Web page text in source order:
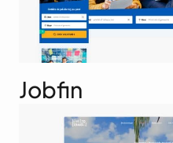
Jobfin